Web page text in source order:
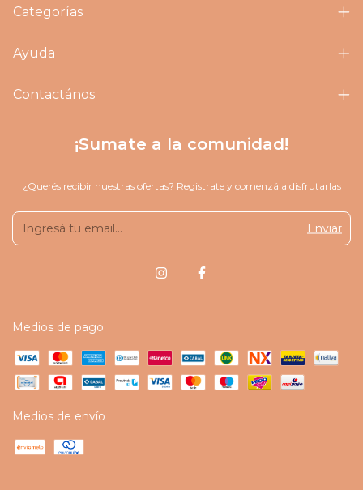
Categorías
Ayuda
Contactános
¡Sumate a la comunidad!
¿Querés recibir nuestras ofertas? Registrate y comenzá a disfrutarlas
Medios de pago
Medios de envío